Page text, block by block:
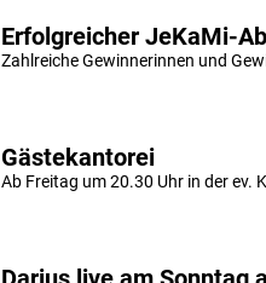
Erfolgreicher JeKaMi-
Zahlreiche Gewinnerinnen und
Gästekantorei
Ab Freitag um 20.30 Uhr in der ev.